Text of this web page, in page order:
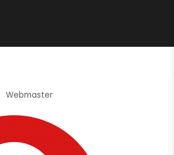
Webmaster